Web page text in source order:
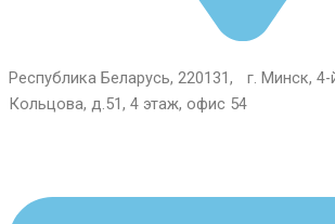
Республика Беларусь, 220131, г. Минск, 4-
Кольцова, д.51, 4 этаж, офис 54